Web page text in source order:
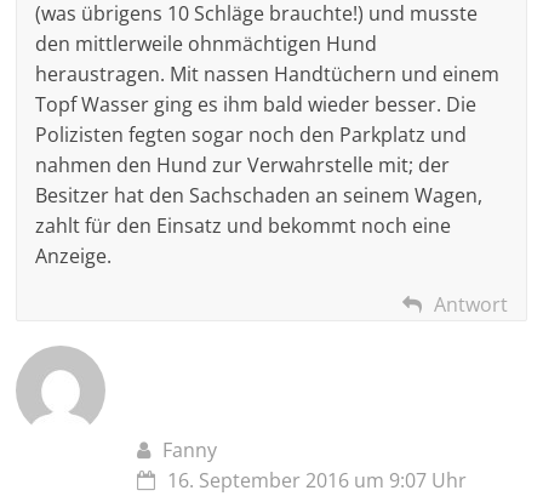
(was übrigens 10 Schläge brauchte!) und musste
den mittlerweile ohnmächtigen Hund
heraustragen. Mit nassen Handtüchern und einem
Topf Wasser ging es ihm bald wieder besser. Die
Polizisten fegten sogar noch den Parkplatz und
nahmen den Hund zur Verwahrstelle mit; der
Besitzer hat den Sachschaden an seinem Wagen,
zahlt für den Einsatz und bekommt noch eine
Anzeige.
Antwort
Fanny
16. September 2016 um 9:07 Uhr